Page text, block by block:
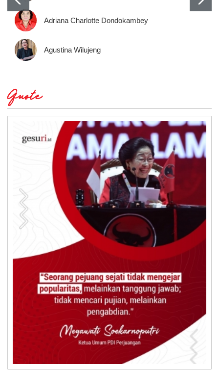
Adriana Charlotte Dondokambey
Agustina Wilujeng
Quote